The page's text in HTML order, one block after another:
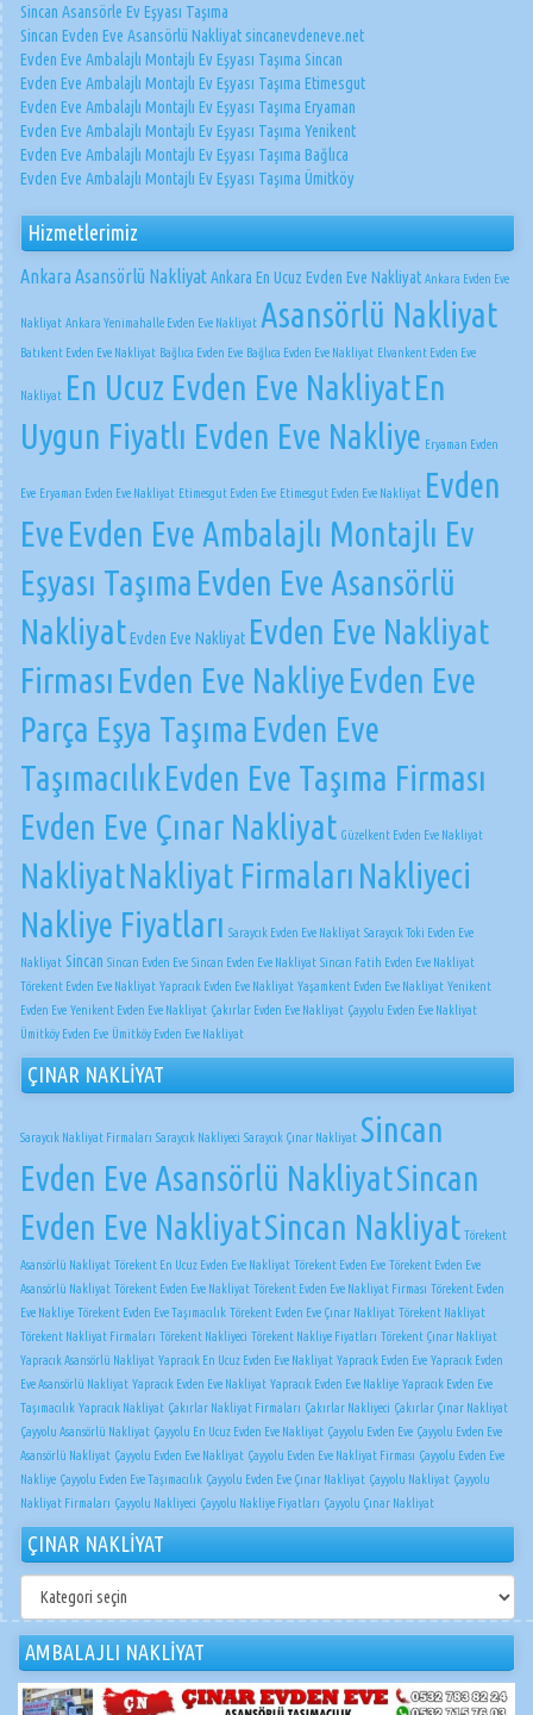
Sincan Asansörle Ev Eşyası Taşıma
Sincan Evden Eve Asansörlü Nakliyat sincanevdeneve.net
Evden Eve Ambalajlı Montajlı Ev Eşyası Taşıma Sincan
Evden Eve Ambalajlı Montajlı Ev Eşyası Taşıma Etimesgut
Evden Eve Ambalajlı Montajlı Ev Eşyası Taşıma Eryaman
Evden Eve Ambalajlı Montajlı Ev Eşyası Taşıma Yenikent
Evden Eve Ambalajlı Montajlı Ev Eşyası Taşıma Bağlıca
Evden Eve Ambalajlı Montajlı Ev Eşyası Taşıma Ümitköy
Hizmetlerimiz
Ankara Asansörlü NakliyatAnkara En Ucuz Evden Eve Nakliyat Ankara Evden Eve
Nakliyat Ankara Yenimahalle Evden Eve Nakliyat Asansörlü Nakliyat
Batıkent Evden Eve Nakliyat Bağlıca Evden Eve Bağlıca Evden Eve Nakliyat Elvankent Evden Eve
Nakliyat En Ucuz Evden Eve NakliyatEn
Uygun Fiyatlı Evden Eve Nakliye Eryaman Evden
Eve Eryaman Evden Eve Nakliyat Etimesgut Evden Eve Etimesgut Evden Eve Nakliyat Evden
EveEvden Eve Ambalajlı Montajlı Ev
Eşyası Taşıma Evden Eve Asansörlü
NakliyatEvden Eve Nakliyat Evden Eve Nakliyat
Firması Evden Eve NakliyeEvden Eve
Parça Eşya Taşıma Evden Eve
TaşımacılıkEvden Eve Taşıma Firması
Evden Eve Çınar Nakliyat Güzelkent Evden Eve Nakliyat
NakliyatNakliyat Firmaları Nakliyeci
Nakliye Fiyatları Saraycık Evden Eve Nakliyat Saraycık Toki Evden Eve
Nakliyat Sincan Sincan Evden Eve Sincan Evden Eve Nakliyat Sincan Fatih Evden Eve Nakliyat
Törekent Evden Eve Nakliyat Yapracık Evden Eve Nakliyat Yaşamkent Evden Eve Nakliyat Yenikent
Evden Eve Yenikent Evden Eve Nakliyat Çakırlar Evden Eve Nakliyat Çayyolu Evden Eve Nakliyat
Ümitköy Evden Eve Ümitköy Evden Eve Nakliyat
ÇINAR NAKLİYAT
Saraycık Nakliyat Firmaları Saraycık Nakliyeci Saraycık Çınar Nakliyat Sincan
Evden Eve Asansörlü NakliyatSincan
Evden Eve NakliyatSincan Nakliyat Törekent
Asansörlü Nakliyat Törekent En Ucuz Evden Eve Nakliyat Törekent Evden Eve Törekent Evden Eve
Asansörlü Nakliyat Törekent Evden Eve Nakliyat Törekent Evden Eve Nakliyat Firması Törekent Evden
Eve Nakliye Törekent Evden Eve Taşımacılık Törekent Evden Eve Çınar Nakliyat Törekent Nakliyat
Törekent Nakliyat Firmaları Törekent Nakliyeci Törekent Nakliye Fiyatları Törekent Çınar Nakliyat
Yapracık Asansörlü Nakliyat Yapracık En Ucuz Evden Eve Nakliyat Yapracık Evden Eve Yapracık Evden
Eve Asansörlü Nakliyat Yapracık Evden Eve Nakliyat Yapracık Evden Eve Nakliye Yapracık Evden Eve
Taşımacılık Yapracık Nakliyat Çakırlar Nakliyat Firmaları Çakırlar Nakliyeci Çakırlar Çınar Nakliyat
Çayyolu Asansörlü Nakliyat Çayyolu En Ucuz Evden Eve Nakliyat Çayyolu Evden Eve Çayyolu Evden Eve
Asansörlü Nakliyat Çayyolu Evden Eve Nakliyat Çayyolu Evden Eve Nakliyat Firması Çayyolu Evden Eve
Nakliye Çayyolu Evden Eve Taşımacılık Çayyolu Evden Eve Çınar Nakliyat Çayyolu Nakliyat Çayyolu
Nakliyat Firmaları Çayyolu Nakliyeci Çayyolu Nakliye Fiyatları Çayyolu Çınar Nakliyat
ÇINAR NAKLİYAT
NAKLİYAT
AMBALAJLI NAKLİYAT